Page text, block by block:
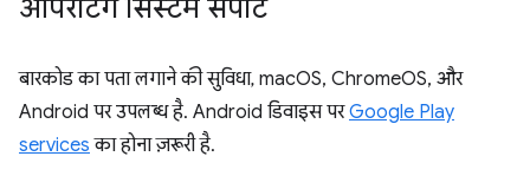
ऑपरेटिंग सिस्टम सपोर्ट
बारकोड का पता लगाने की सुविधा, macOS, ChromeOS, और
Android पर उपलब्ध है. Android डिवाइस परGoogle Play
services का होना ज़रूरी है.